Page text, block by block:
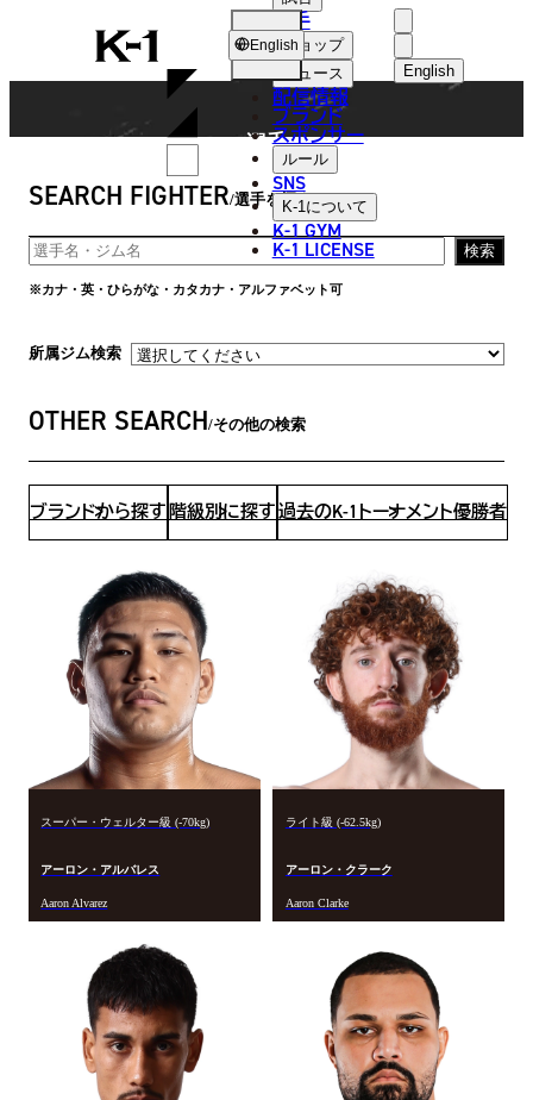
K-
1
English
中文（简体
選手
ショップ
ニュース
配信情報
ブランド
スポンサー
ルール
SNS
K-1について
K-1 GYM
K-1 LICENSE
English
FIGHTER
選手
SEARCH FIGHTER 選手を探す
検索
※カナ・英・ひらがな・カタカナ・アルファベット可
所属ジム検索
OTHER SEARCH その他の検索
ブランドから探す 階級別に探す過去のK-1トーナメント優勝者
スーパー・ウェルター級 (-70kg)
アーロン・アルバレス
Aaron Alvarez
ライト級 (-62.5kg)
アーロン・クラーク
Aaron Clarke